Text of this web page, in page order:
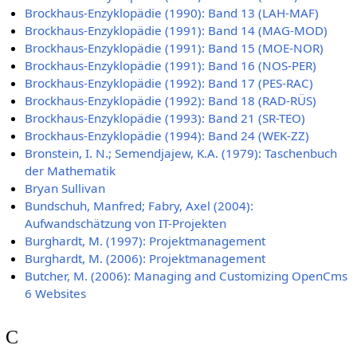
Brockhaus-Enzyklopädie (1990): Band 13 (LAH-MAF)
Brockhaus-Enzyklopädie (1991): Band 14 (MAG-MOD)
Brockhaus-Enzyklopädie (1991): Band 15 (MOE-NOR)
Brockhaus-Enzyklopädie (1991): Band 16 (NOS-PER)
Brockhaus-Enzyklopädie (1992): Band 17 (PES-RAC)
Brockhaus-Enzyklopädie (1992): Band 18 (RAD-RÜS)
Brockhaus-Enzyklopädie (1993): Band 21 (SR-TEO)
Brockhaus-Enzyklopädie (1994): Band 24 (WEK-ZZ)
Bronstein, I. N.; Semendjajew, K.A. (1979): Taschenbuch
der Mathematik
Bryan Sullivan
Bundschuh, Manfred; Fabry, Axel (2004):
Aufwandschätzung von IT-Projekten
Burghardt, M. (1997): Projektmanagement
Burghardt, M. (2006): Projektmanagement
Butcher, M. (2006): Managing and Customizing OpenCms
6 Websites
C